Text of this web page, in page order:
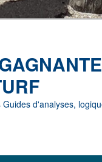
d'analyses,